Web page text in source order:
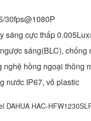
30fps@1080P
sáng cực thấp
sáng(BLC), chống
nghệ hồng ngoại thông
nước IP67, vỏ plastic